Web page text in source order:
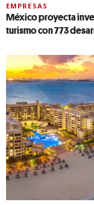
EMPRESAS
México proyecta
turismo con 773